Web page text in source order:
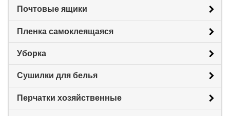
Почтовые ящики
Пленка самоклеящаяся
Уборка
Сушилки для белья
Перчатки хозяйственные